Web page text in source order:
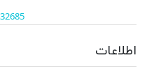
اطلاعات